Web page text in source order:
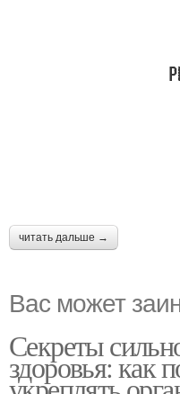
читать дальше →
Вас может
Секреты
здоровья: как